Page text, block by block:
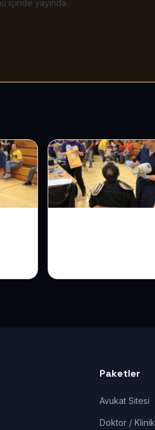
içinde yayında.
Paketler
Avukat Sitesi
Doktor / Klinik